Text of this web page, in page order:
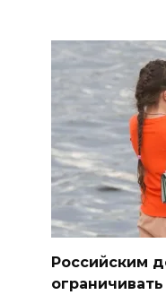
Российским